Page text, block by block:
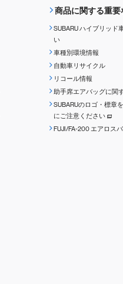
商品に関する重
SUBARU ハイブリッド
い
車種別環境情報
自動車リサイクル
リコール情報
助手席エアバッグに関
SUBARUのロゴ・標章
にご注意ください
FUJI/FA-200 エアロス